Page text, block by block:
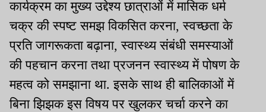
कार्यक्रम का मुख्य उद्देश्य छात्राओं में मासिक धर्म
चक्र की स्पष्ट समझ विकसित करना, स्वच्छता के
प्रति जागरूकता बढ़ाना, स्वास्थ्य संबंधी समस्याओं
की पहचान करना तथा प्रजनन स्वास्थ्य में पोषण के
महत्व को समझाना था. इसके साथ ही बालिकाओं में
बिना झिझक इस विषय पर खुलकर चर्चा करने का